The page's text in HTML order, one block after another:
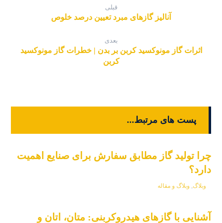
قبلی
آنالیز گازهای مبرد تعیین درصد خلوص
بعدی
اثرات گاز مونوکسید کربن بر بدن | خطرات گاز مونوکسید
کربن
پست های مرتبط...
چرا تولید گاز مطابق سفارش برای صنایع اهمیت
دارد؟
وبلاگ, وبلاگ و مقاله
آشنایی با گازهای هیدروکربنی: متان، اتان و